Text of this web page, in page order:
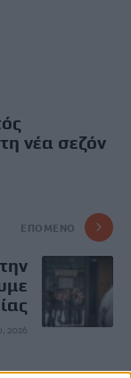
νέα σεζόν
ΕΠΌΜΕΝΟ
2026